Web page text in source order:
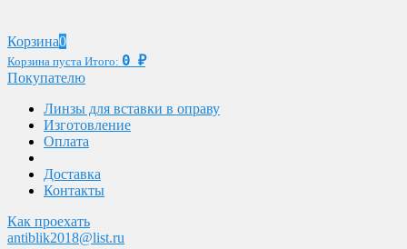
Корзина0
Корзина пуста Итого: 0 ₽
Покупателю
Линзы для вставки в оправу
Изготовление
Оплата
Доставка
Контакты
Как проехать
antiblik2018@list.ru